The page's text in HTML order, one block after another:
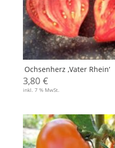
Ochsenherz ‚Vater Rhein‘
3,80 €
inkl. 7 % MwSt.